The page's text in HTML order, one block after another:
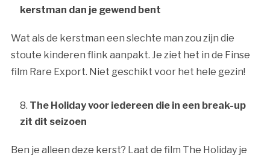
kerstman dan je gewend bent
Wat als de kerstman een slechte man zou zijn die
stoute kinderen flink aanpakt. Je ziet het in de Finse
film Rare Export. Niet geschikt voor het hele gezin!
The Holiday voor iedereen die in een break-up
zit dit seizoen
Ben je alleen deze kerst? Laat de film The Holiday je